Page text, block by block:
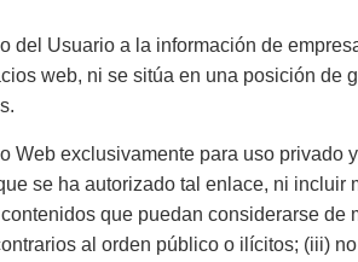
del Usuario a la información de
web, ni se sitúa en una posición de
Web exclusivamente para uso privado
se ha autorizado tal enlace, ni incluir
que puedan considerarse de
al orden público o ilícitos; (iii)